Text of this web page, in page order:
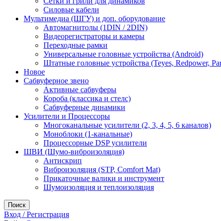
Силовые кабели
Мультимедиа (ШГУ) и доп. оборудование
Автомагнитолы (1DIN / 2DIN)
Видеорегистраторы и камеры
Переходные рамки
Универсальные головные устройства (Android)
Штатные головные устройства (Teyes, Redpower,
Новое
Сабвуферное звено
Активные сабвуферы
Короба (классика и стелс)
Сабвуферные динамики
Усилители и Процессоры
Многоканальные усилители (2, 3, 4, 5, 6 каналов)
Моноблоки (1-канальные)
Процессорные DSP усилители
ШВИ (Шумо-виброизоляция)
Антискрип
Виброизоляция (STP, Comfort Mat)
Прикаточные валики и инструмент
Шумоизоляция и теплоизоляция
Поиск
Вход / Регистрация